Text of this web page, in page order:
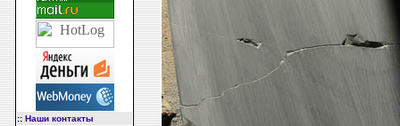
:: Наши контакты